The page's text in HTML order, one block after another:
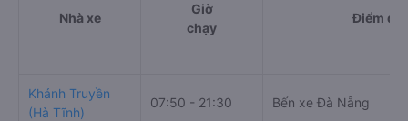
Nhà xe
Giờ
chạy
Điểm đi
Khánh Truyền
(Hà Tĩnh)
07:50 - 21:30 Bến xe Đà Nẵng